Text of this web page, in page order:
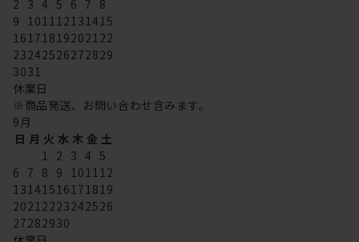
2 3 4 5 6 7 8
9 101112131415
16171819202122
23242526272829
3031
休業日
※商品発送、お問い合わせ含みます。
9月
日 月 火 水 木 金 土
1 2 3 4 5
6 7 8 9 101112
13141516171819
20212223242526
27282930